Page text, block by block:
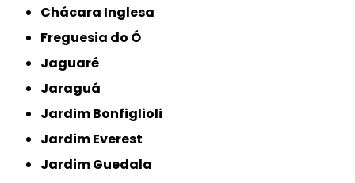
Chácara Inglesa
Freguesia do Ó
Jaguaré
Jaraguá
Jardim Bonfiglioli
Jardim Everest
Jardim Guedala